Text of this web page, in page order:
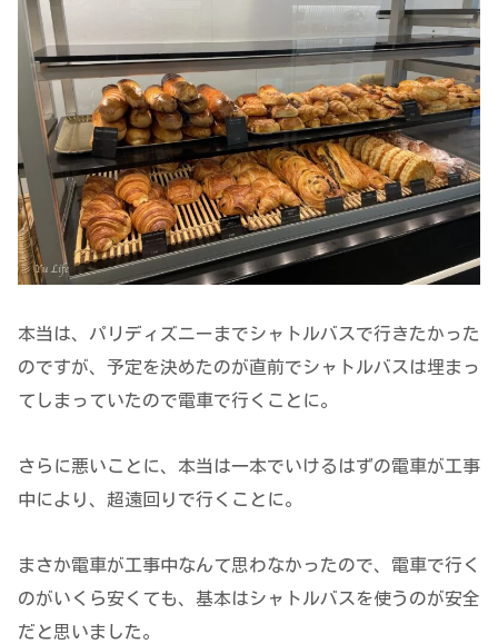
本当は、パリディズニーまでシャトルバスで行きたかった
のですが、予定を決めたのが直前でシャトルバスは埋まっ
てしまっていたので電車で行くことに。
さらに悪いことに、本当は一本でいけるはずの電車が工事
中により、超遠回りで行くことに。
まさか電車が工事中なんて思わなかったので、電車で行く
のがいくら安くても、基本はシャトルバスを使うのが安全
だと思いました。